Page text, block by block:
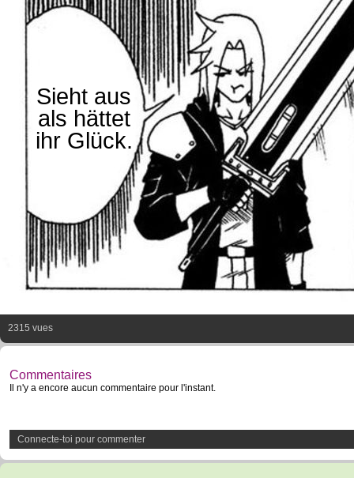
Sieht aus
als hättet
ihr Glück.
2315 vues
Commentaires
Il n'y a encore aucun commentaire pour l'instant.
Connecte-toi pour commenter